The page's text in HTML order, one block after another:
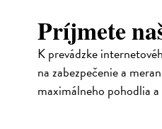
Príjmete
K prevádzke
na zabezpečenie a
maximálneho pohodlia
tajemné
jako
26,70
28,10 €